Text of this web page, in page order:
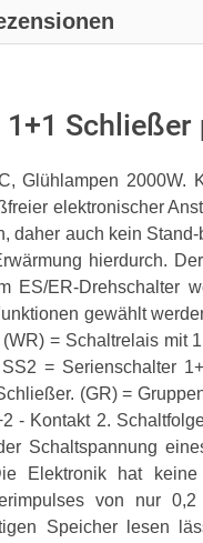
Glühlampen 2000W.
elektronischer
auch kein
hierdurch.
ER-Drehschalter
gewählt
= Schaltrelais mit
= Serienschalter
(GR) =
- Kontakt 2.
Schaltspannung
Elektronik hat
von nur
Speicher lesen